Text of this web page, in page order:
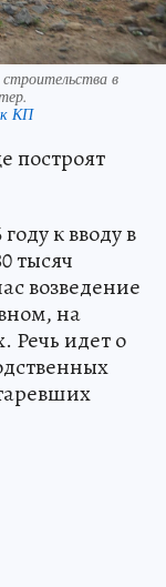
в
КП
построят
к вводу в
тысяч
возведение
на
Речь идет о